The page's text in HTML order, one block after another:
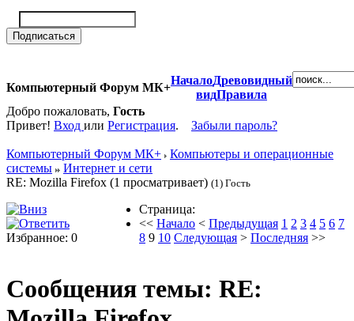
Компьютерный Форум МК+
НачалоДревовидный
видПравила
Добро пожаловать, Гость
Привет! Вход или Регистрация. Забыли пароль?
Компьютерный Форум МК+
Компьютеры и операционные
системы
Интернет и сети
RE: Mozilla Firefox (1 просматривает) (1) Гость
Избранное: 0
Страница:
<< Начало < Предыдущая 1 2 3 4 5 6 7
8 9 10 Следующая > Последняя >>
Сообщения темы: RE: